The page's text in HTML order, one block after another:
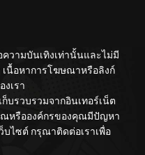
วามบันเทิงเท่านั้นและไม่มี
นื้อหาการโฆษณาหรือลิงก์
เรา
บรวบรวมจากอินเทอร์เน็ต
ณหรือองค์กรของคุณมีปัญหา
บไซต์ กรุณาติดต่อเราเพื่อ